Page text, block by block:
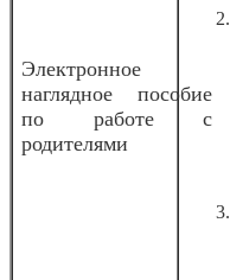
Электронное
наглядное пособие
по работе с
родителями